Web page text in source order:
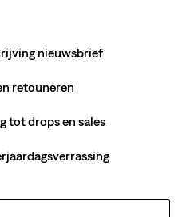
nieuwsbrief
retouneren
tot drops en sales